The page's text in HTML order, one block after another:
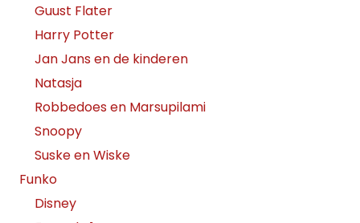
Guust Flater
Harry Potter
Jan Jans en de kinderen
Natasja
Robbedoes en Marsupilami
Snoopy
Suske en Wiske
Funko
Disney